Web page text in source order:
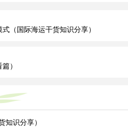
（国际海运干货知识分享）
）
知识分享）